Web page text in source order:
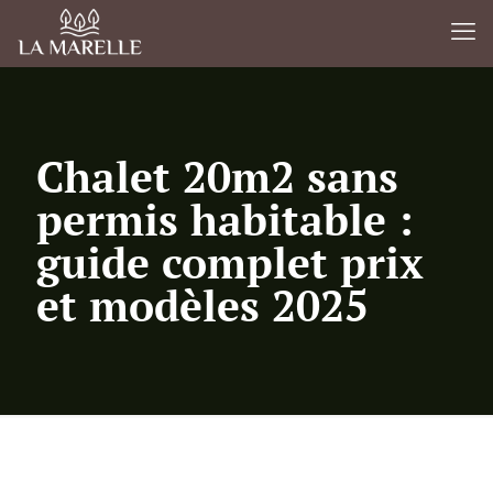
Chalet 20m2 sans
permis habitable :
guide complet prix
et modèles 2025